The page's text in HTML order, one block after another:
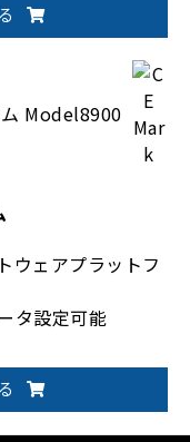
ウェアプラットフ
タ設定可能